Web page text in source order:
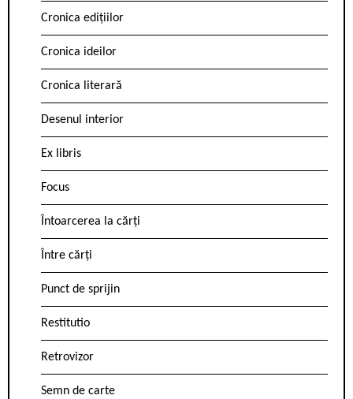
Cronica edițiilor
Cronica ideilor
Cronica literară
Desenul interior
Ex libris
Focus
Întoarcerea la cărți
Între cărți
Punct de sprijin
Restitutio
Retrovizor
Semn de carte